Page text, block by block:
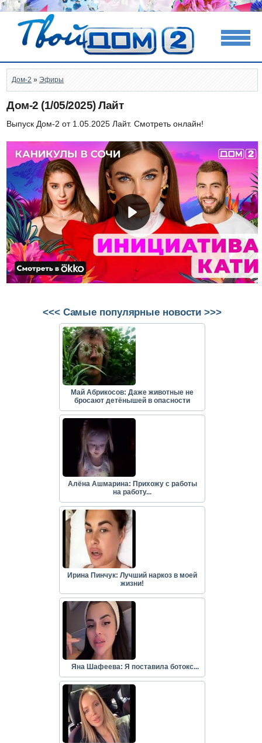
Дом-2 » Эфиры
Дом-2 (1/05/2025) Лайт
Выпуск Дом-2 от 1.05.2025 Лайт. Смотреть онлайн!
<<< Самые популярные новости >>>
Май Абрикосов: Даже животные не
бросают детёнышей в опасности
Алёна Ашмарина: Прихожу с работы
на работу...
Ирина Пинчук: Лучший наркоз в моей
жизни!
Яна Шафеева: Я поставила ботокс...